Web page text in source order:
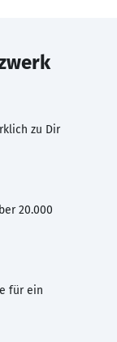
zu Dir
20.000
für ein